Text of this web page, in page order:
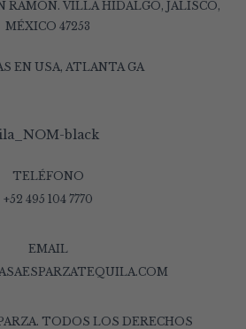
RAMÓN. VILLA HIDALGO, JALISCO,
MÉXICO 47253
EN USA, ATLANTA GA
TELÉFONO
+52 495 104 7770
EMAIL
TODOS LOS DERECHOS